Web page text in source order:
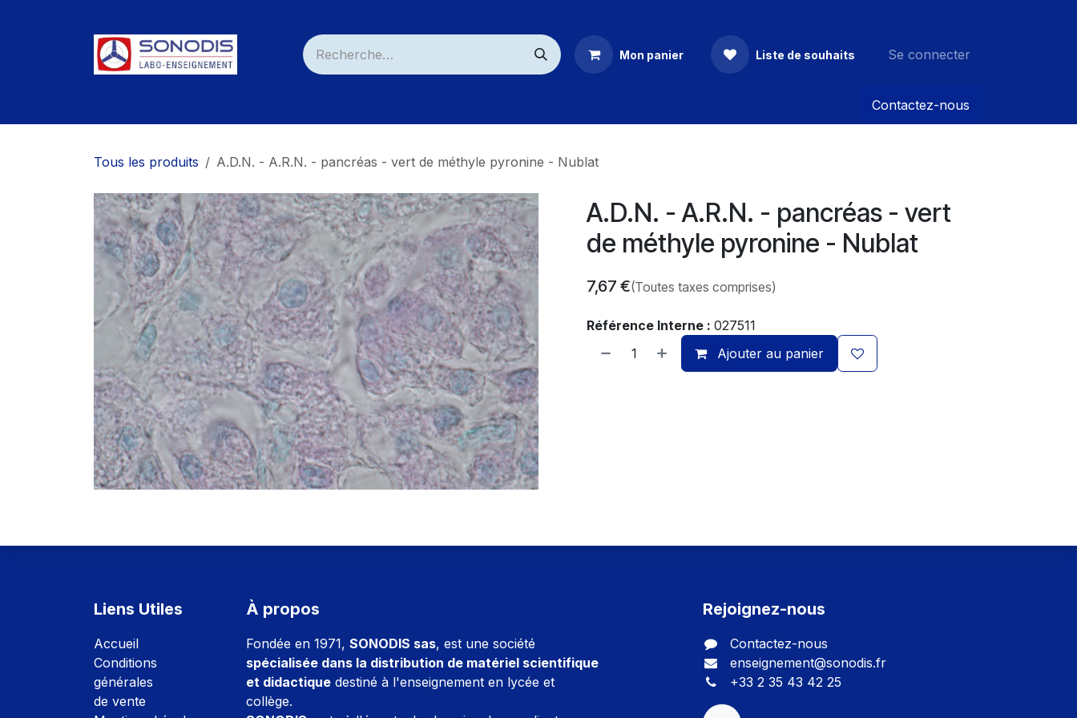
Mon panier Liste de souhaits Se connecter
Contactez-nous
Tous les produits A.D.N. - A.R.N. - pancréas - vert de méthyle pyronine - Nublat
A.D.N. - A.R.N. - pancréas - vert
de méthyle pyronine - Nublat
7,67 €(Toutes taxes comprises)
Référence Interne : 027511
Ajouter au panier
Liens Utiles
Accueil
Conditions
générales
de vente
À propos
Fondée en 1971, SONODIS sas, est une société
spécialisée dans la distribution de matériel scientifique
et didactique destiné à l'enseignement en lycée et
collège.
Rejoignez-nous
Contactez-nous
enseignement@sonodis.fr
+33 2 35 43 42 25